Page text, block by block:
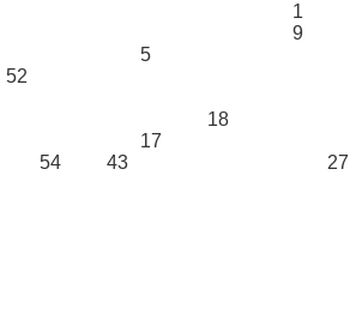
1
9
5
52
18
17
54
43
27